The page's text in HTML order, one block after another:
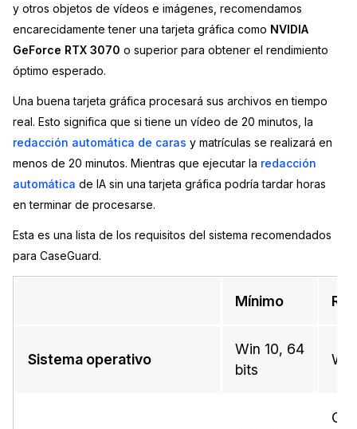
La Venta al Por Menor
TI y Operaciones
y otros objetos de vídeos e imágenes, recomendamos
encarecidamente tener una tarjeta gráfica como NVIDIA
GeForce RTX 3070 o superior para obtener el rendimiento
óptimo esperado.
Una buena tarjeta gráfica procesará sus archivos en tiempo
real. Esto significa que si tiene un vídeo de 20 minutos, la
redacción automática de caras y matrículas se realizará en
menos de 20 minutos. Mientras que ejecutar la redacción
automática de IA sin una tarjeta gráfica podría tardar horas
en terminar de procesarse.
Esta es una lista de los requisitos del sistema recomendados
para CaseGuard.
Mínimo
Sistema operativo
Win 10, 64
bits